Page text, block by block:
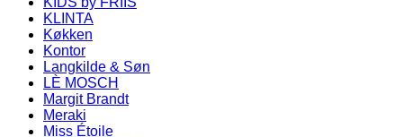
KLINTA
Køkken
Kontor
Langkilde & Søn
LÈ MOSCH
Margit Brandt
Meraki
Miss Étoile